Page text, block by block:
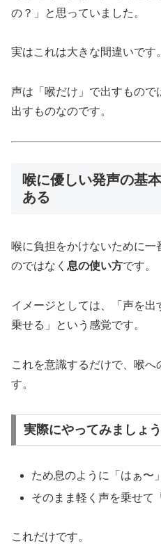
の？」と思っていました。
実はこれは大きな間違いです。
声は「喉だけ」で出すもので
出すものなのです。
喉に優しい発声の基
ある
喉に負担をかけないために
のではなく 息の使い方です。
イメージとしては、「声を
乗せる」という感覚です。
これを意識するだけで、喉へ
す。
実際にやってみましょう
ため息のように「はぁ〜
そのまま軽く声を乗せて
これだけです。